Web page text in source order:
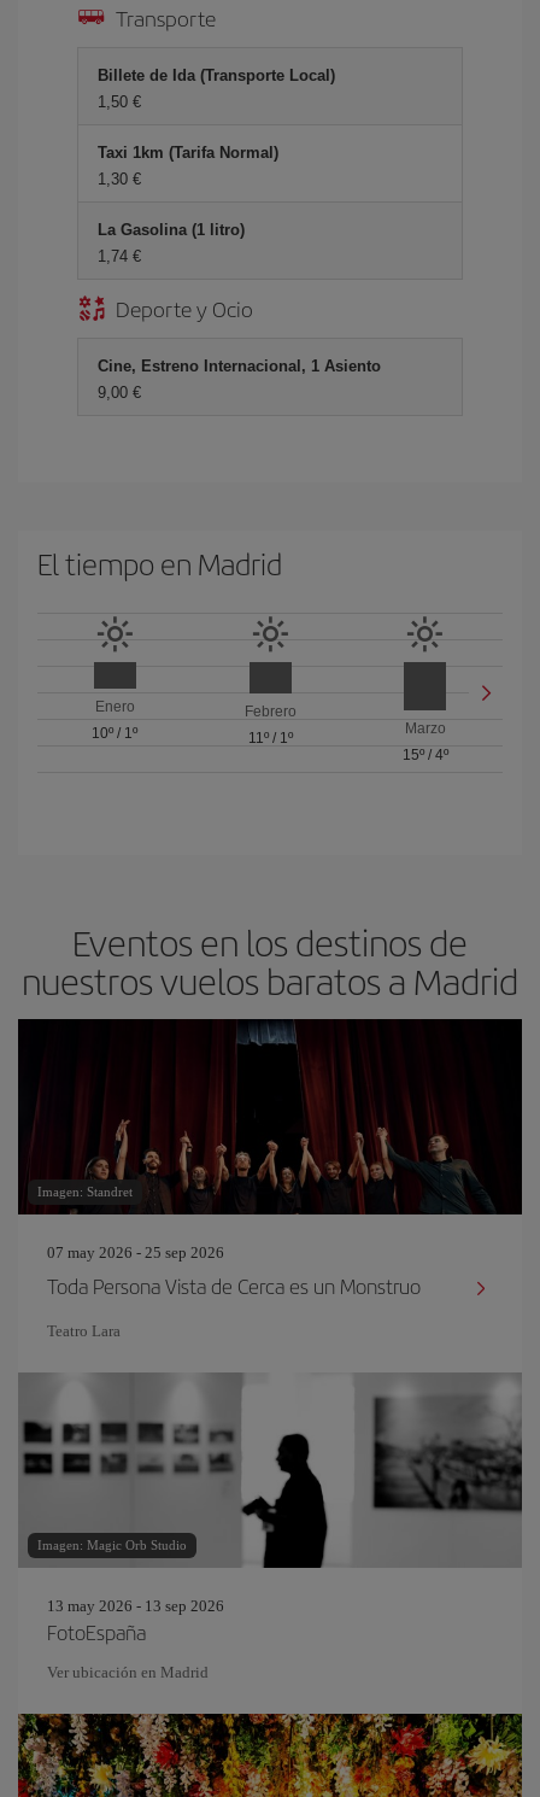
Transporte
Billete de Ida (Transporte Local)
1,50 €
Taxi 1km (Tarifa Normal)
1,30 €
La Gasolina (1 litro)
1,74 €
Deporte y Ocio
Cine, Estreno Internacional, 1 Asiento
9,00 €
El tiempo en Madrid
Enero
10º / 1º
Febrero
11º/ 1º
Marzo
15º/ 4º
Eventos en los destinos de
nuestros vuelos baratos a Madrid
Imagen: Standret
07 may 2026 - 25 sep 2026
Toda Persona Vista de Cerca es un Monstruo
Teatro Lara
Imagen: Magic Orb Studio
13 may 2026 - 13 sep 2026
FotoEspaña
Ver ubicación en Madrid